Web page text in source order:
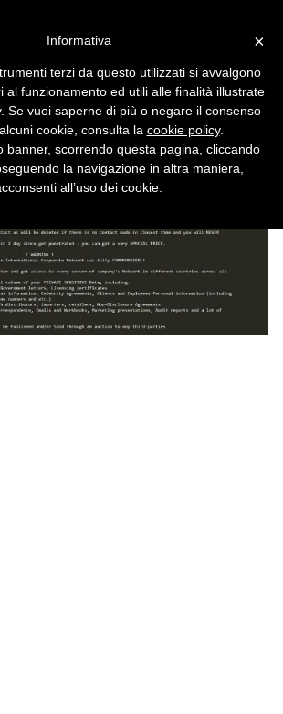
×
Informativa
terzi da questo utilizzati si avvalgono
al funzionamento ed utili alle finalità illustrate
Se vuoi saperne di più o negare il consenso
cookie, consulta la cookie policy.
banner, scorrendo questa pagina, cliccando
la navigazione in altra maniera,
all’uso dei cookie.